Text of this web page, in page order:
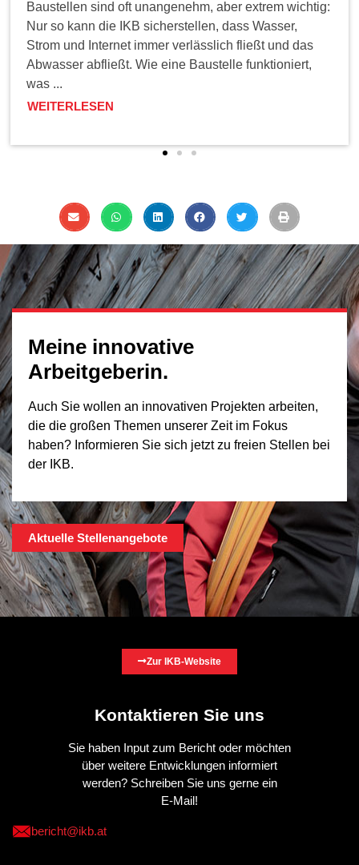
Baustellen sind oft unangenehm, aber extrem wichtig:
Nur so kann die IKB sicherstellen, dass Wasser,
Strom und Internet immer verlässlich fließt und das
Abwasser abfließt. Wie eine Baustelle funktioniert,
was ...
WEITERLESEN
Meine innovative
Arbeitgeberin.
Auch Sie wollen an innovativen Projekten arbeiten,
die die großen Themen unserer Zeit im Fokus
haben? Informieren Sie sich jetzt zu freien Stellen bei
der IKB.
Aktuelle Stellenangebote
Zur IKB-Website
Kontaktieren Sie uns
Sie haben Input zum Bericht oder möchten
über weitere Entwicklungen informiert
werden? Schreiben Sie uns gerne ein
E-Mail!
bericht@ikb.at